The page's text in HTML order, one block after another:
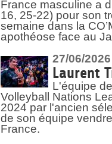
France masculine a
16, 25-22) pour son
semaine dans la
apothéose face au
27/06/2026
Laurent
L'équipe
Volleyball Nations
2024 par l'ancien
de son équipe
France.